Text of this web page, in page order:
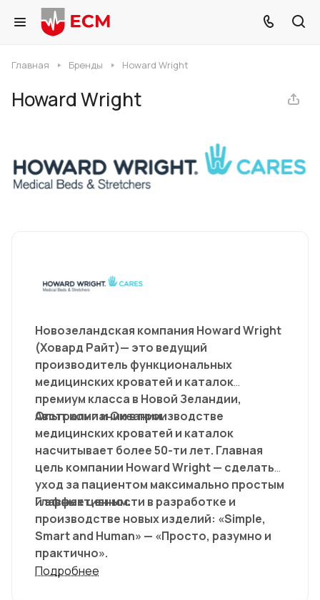
Главная Бренды Howard Wright
Howard Wright
Новозеландская компания Howard Wright
(Ховард Райт)— это ведущий
производитель функциональных
медицинских кроватей и каталок
премиум класса в Новой Зеландии,
Австралии и Океании.
Опыт компании в производстве
медицинских кроватей и каталок
насчитывает более 50-ти лет. Главная
цель компании Howard Wright — сделать
уход за пациентом максимально простым
и эффективным.
Главные ценности в разработке и
производстве новых изделий: «Simple,
Smart and Human» — «Просто, разумно и
практично».
Подробнее